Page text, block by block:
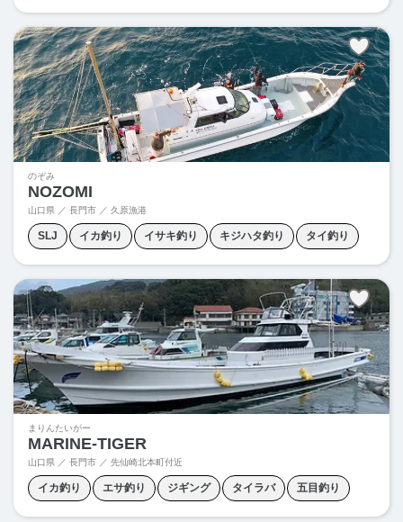
青物ジギング
のぞみ
NOZOMI
山口県 ／ 長門市 ／ 久原漁港
SLJ イカ釣り イサキ釣り キジハタ釣り タイ釣り
ヒラマサ釣り ヒラメ釣り ブリ釣り 泳がせ釣り
まりんたいがー
MARINE-TIGER
山口県 ／ 長門市 ／ 先仙崎北本町付近
イカ釣り エサ釣り ジギング タイラバ 五目釣り